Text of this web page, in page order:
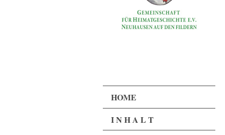
HOME
I N H A L T